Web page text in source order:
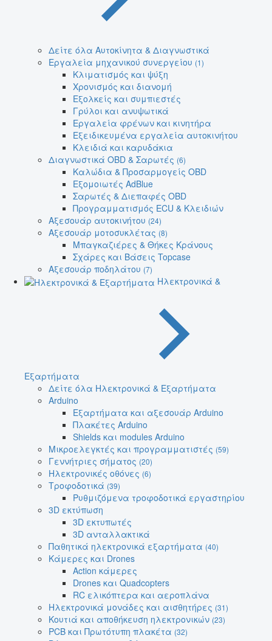
Δείτε όλα Αυτοκίνητα & Διαγνωστικά
Εργαλεία μηχανικού συνεργείου (1)
Κλιματισμός και ψύξη
Χρονισμός και διανομή
Εξολκείς και συμπιεστές
Γρύλοι και ανυψωτικά
Εργαλεία φρένων και κινητήρα
Εξειδικευμένα εργαλεία αυτοκινήτου
Κλειδιά και καρυδάκια
Διαγνωστικά OBD & Σαρωτές (6)
Καλώδια & Προσαρμογείς OBD
Εξομοιωτές AdBlue
Σαρωτές & Διεπαφές OBD
Προγραμματισμός ECU & Κλειδιών
Αξεσουάρ αυτοκινήτου (24)
Αξεσουάρ μοτοσυκλέτας (8)
Μπαγκαζιέρες & Θήκες Κράνους
Σχάρες και Βάσεις Topcase
Αξεσουάρ ποδηλάτου (7)
Ηλεκτρονικά &
Εξαρτήματα
Δείτε όλα Ηλεκτρονικά & Εξαρτήματα
Arduino
Εξαρτήματα και αξεσουάρ Arduino
Πλακέτες Arduino
Shields και modules Arduino
Μικροελεγκτές και προγραμματιστές (59)
Γεννήτριες σήματος (20)
Ηλεκτρονικές οθόνες (6)
Τροφοδοτικά (39)
Ρυθμιζόμενα τροφοδοτικά εργαστηρίου
3D εκτύπωση
3D εκτυπωτές
3D ανταλλακτικά
Παθητικά ηλεκτρονικά εξαρτήματα (40)
Κάμερες και Drones
Action κάμερες
Drones και Quadcopters
RC ελικόπτερα και αεροπλάνα
Ηλεκτρονικά μονάδες και αισθητήρες (31)
Κουτιά και αποθήκευση ηλεκτρονικών (23)
PCB και Πρωτότυπη πλακέτα (32)